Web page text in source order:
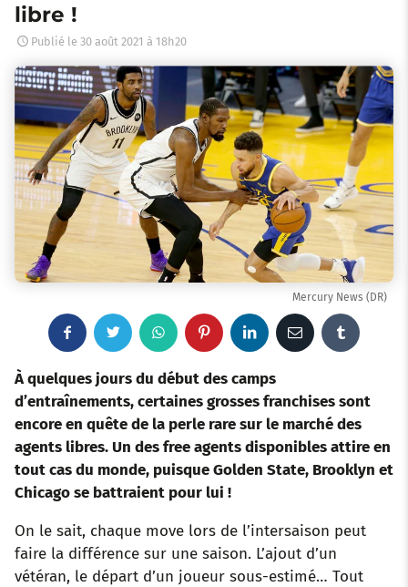
libre !
Publié le 30 août 2021 à 18h20
Mercury News (DR)
c
e
o
o
i
t
r
W
h
a
t
p
P
n
t
e
e
n
k
d
I
E
a
i
m
b
À quelques jours du début des camps
d’entraînements, certaines grosses franchises sont
encore en quête de la perle rare sur le marché des
agents libres. Un des free agents disponibles attire en
tout cas du monde, puisque Golden State, Brooklyn et
Chicago se battraient pour lui !
On le sait, chaque move lors de l’intersaison peut
faire la différence sur une saison. L’ajout d’un
vétéran, le départ d’un joueur sous-estimé… Tout